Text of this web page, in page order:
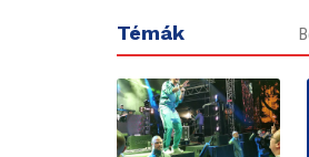
Témák